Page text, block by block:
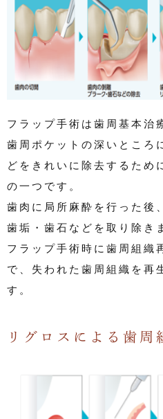
フラップ手術は歯周基本治
歯周ポケットの深いところ
どをきれいに除去するため
の一つです。
歯肉に局所麻酔を行った後
歯垢・歯石などを取り除き
フラップ手術時に歯周組織
で、失われた歯周組織を再
す。
リグロスによる歯周